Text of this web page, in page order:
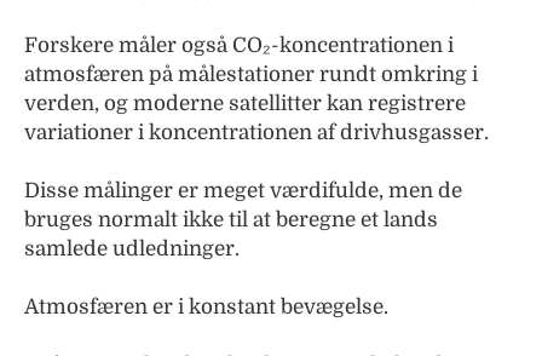
Forskere måler også CO₂-koncentrationen i
atmosfæren på målestationer rundt omkring i
verden, og moderne satellitter kan registrere
variationer i koncentrationen af drivhusgasser.
Disse målinger er meget værdifulde, men de
bruges normalt ikke til at beregne et lands
samlede udledninger.
Atmosfæren er i konstant bevægelse.